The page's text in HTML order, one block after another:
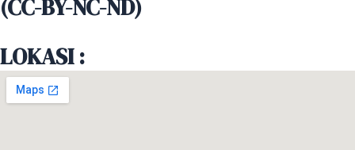
(CC-BY-NC-ND)
LOKASI :